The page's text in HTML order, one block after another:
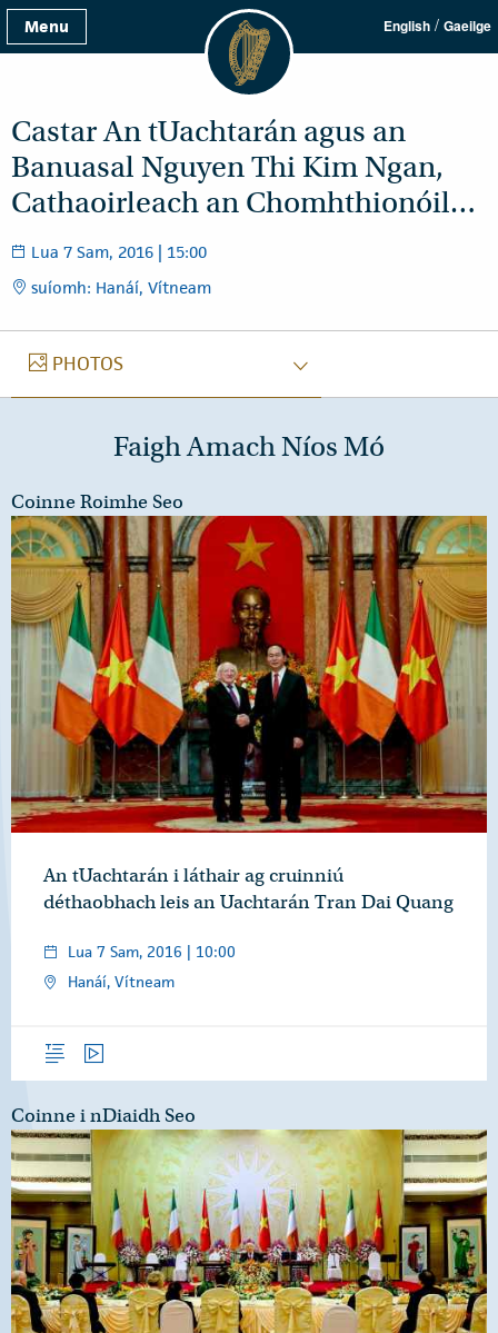
Menu English / Gaeilge
Castar An tUachtarán agus an
Banuasal Nguyen Thi Kim Ngan,
Cathaoirleach an Chomhthionóil…
Lua 7 Sam, 2016 | 15:00
suíomh: Hanáí, Vítneam
GRIANGHRAIF
PHOTOS
Faigh Amach Níos Mó
Coinne Roimhe Seo
An tUachtarán i láthair ag cruinniú
déthaobhach leis an Uachtarán Tran Dai Quang
Lua 7 Sam, 2016 | 10:00
Hanáí, Vítneam
Forléargas
Físeáin
Coinne i nDiaidh Seo